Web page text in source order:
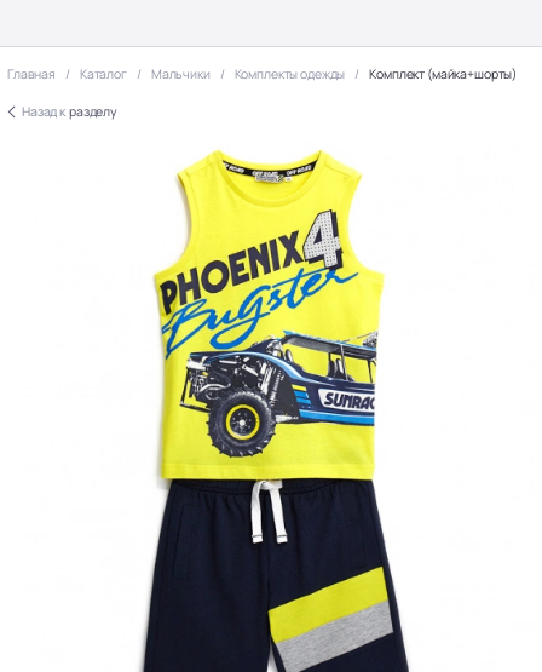
Главная Каталог Мальчики Комплекты одежды Комплект (майка+шорты)
Назад к разделу